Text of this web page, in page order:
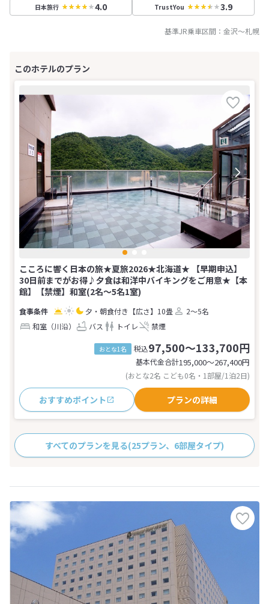
日本旅行 4.0 TrustYou 3.9
基準JR乗車区間： 金沢～札幌
こころに響く日本の旅★夏旅2026★北海道★ 【早期申込】
30日前までがお得♪夕食は和洋中バイキングをご用意★【本
館】【禁煙】和室(2名～5名1室)
夕・朝食付き 【広さ】10畳
2～5名
和室（川沿）
バス トイレ 禁煙
おとな1名 税込97,500～133,700円
基本代金合計195,000〜267,400円
(おとな2名 こども0名・1部屋/1泊2日)
おすすめポイント プランの詳細
すべてのプランを見る(25プラン、6部屋タイプ)